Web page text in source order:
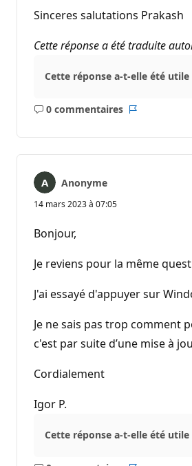
Sinceres salutations Prakash
Cette réponse a été traduite
Cette réponse a-t-elle été utile
0 commentaires
Aucun
Anonyme
14 mars 2023 à 07:05
Bonjour,
Je reviens pour la même
J'ai essayé d'appuyer sur
Je ne sais pas trop comment
c'est par suite d’une mise à
Cordialement
Igor P.
Cette réponse a-t-elle été utile